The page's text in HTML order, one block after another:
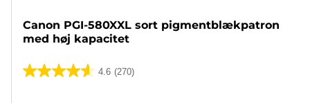
Canon PGI-580XXL sort pigmentblækpatron
med høj kapacitet
4.6 (270)
4.6